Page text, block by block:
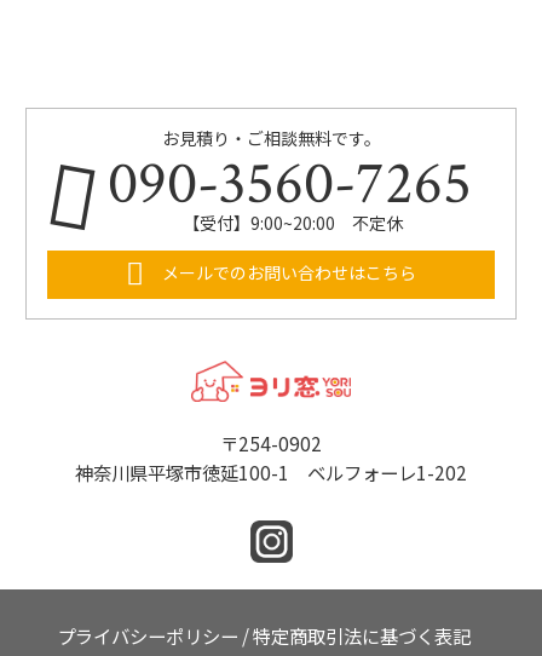
お見積り・ご相談無料です。
090-3560-7265
【受付】9:00~20:00 不定休
メールでのお問い合わせはこちら
〒254-0902
神奈川県平塚市徳延100-1 ベルフォーレ1-202
プライバシーポリシー /特定商取引法に基づく表記